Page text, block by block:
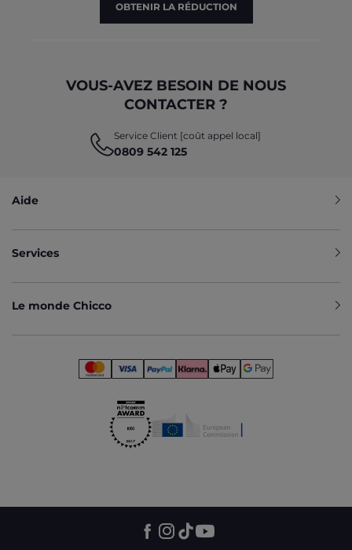
OBTENIR LA RÉDUCTION
VOUS-AVEZ BESOIN DE NOUS
CONTACTER ?
Service Client [coût appel local]
0809 542 125
Aide
Services
Le monde Chicco